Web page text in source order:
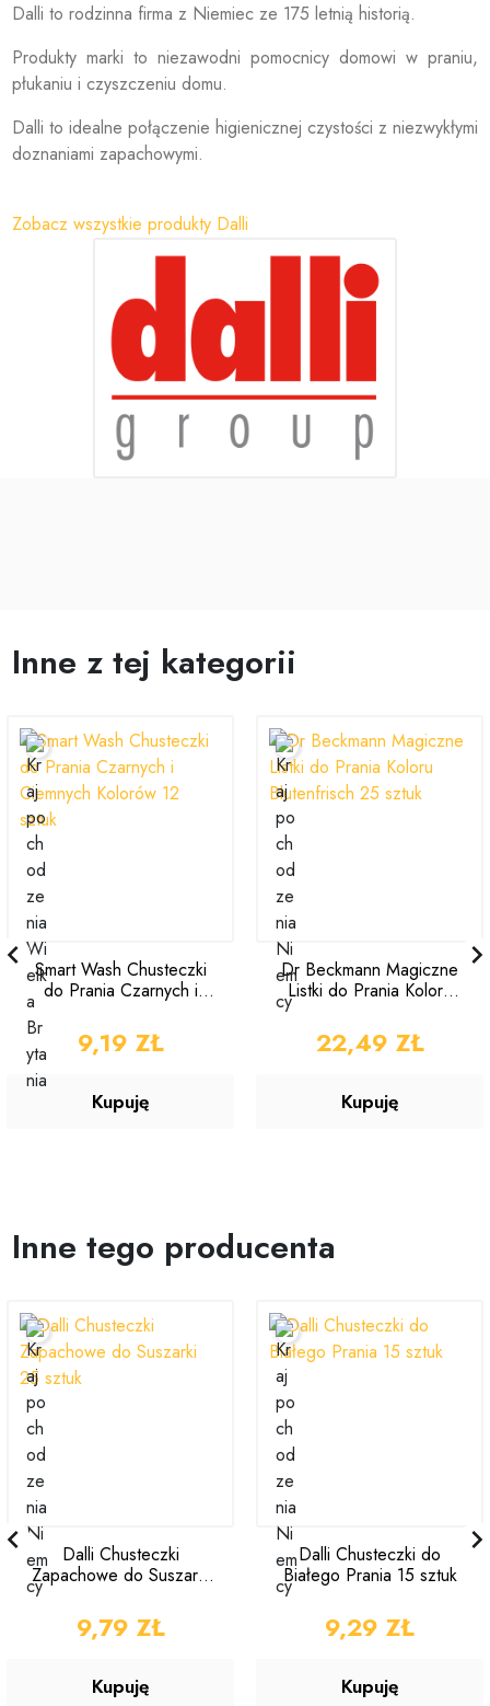
Dalli to rodzinna firma z Niemiec ze 175 letnią historią.
Produkty marki to niezawodni pomocnicy domowi w praniu,
płukaniu i czyszczeniu domu.
Dalli to idealne połączenie higienicznej czystości z niezwykłymi
doznaniami zapachowymi.
Zobacz wszystkie produkty Dalli
Inne z tej kategorii
Smart Wash Chusteczki
do Prania Czarnych i
sztuk
CENA
9,19 ZŁ
Kupuję
Dr Beckmann Magiczne
Listki do Prania Koloru
CENA
22,49 ZŁ
Kupuję
Inne tego producenta
Dalli Chusteczki
Zapachowe do Suszarki
CENA
9,79 ZŁ
Kupuję
Dalli Chusteczki do
Białego Prania 15 sztuk
CENA
9,29 ZŁ
Kupuję